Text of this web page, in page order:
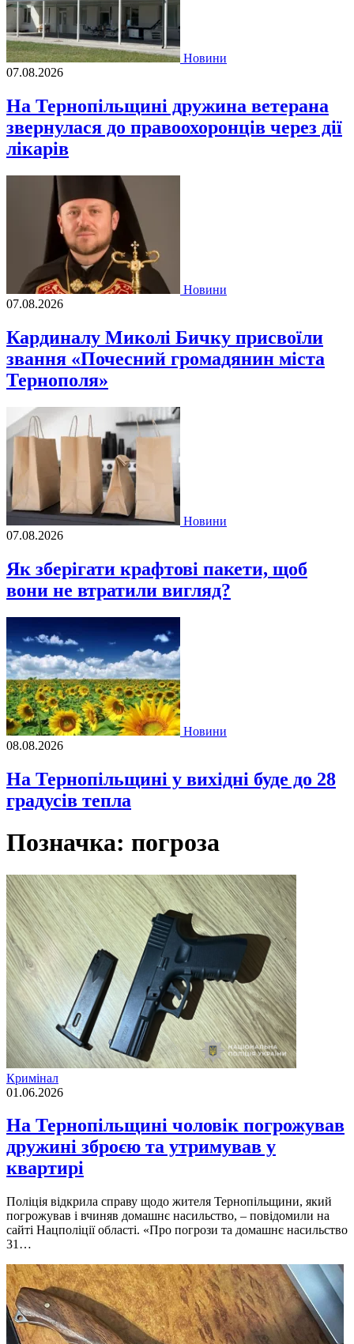
Новини
07.08.2026
На Тернопільщині дружина ветерана
звернулася до правоохоронців через дії
лікарів
Новини
07.08.2026
Кардиналу Миколі Бичку присвоїли
звання «Почесний громадянин міста
Тернополя»
Новини
07.08.2026
Як зберігати крафтові пакети, щоб
вони не втратили вигляд?
Новини
08.08.2026
На Тернопільщині у вихідні буде до 28
градусів тепла
Позначка: погроза
Кримінал
01.06.2026
На Тернопільщині чоловік погрожував
дружині зброєю та утримував у
квартирі
Поліція відкрила справу щодо жителя Тернопільщини, який
погрожував і вчиняв домашнє насильство, – повідомили на
сайті Нацполіції області. «Про погрози та домашнє насильство
31…